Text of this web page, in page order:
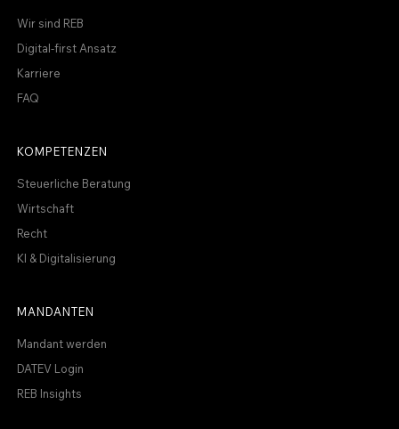
Wir sind REB
Digital-first Ansatz
Karriere
FAQ
KOMPETENZEN
Steuerliche Beratung
Wirtschaft
Recht
KI & Digitalisierung
MANDANTEN
Mandant werden
DATEV Login
REB Insights